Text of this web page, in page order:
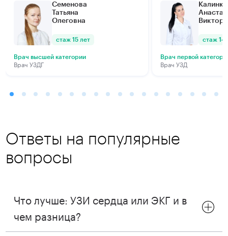
Семенова
Татьяна
Олеговна
стаж 15 лет
Врач высшей категории
Врач УЗДГ
стаж 14
Врач первой
Врач УЗД
Ответы на популярные
вопросы
Что лучше: УЗИ сердца или ЭКГ и в
чем разница?